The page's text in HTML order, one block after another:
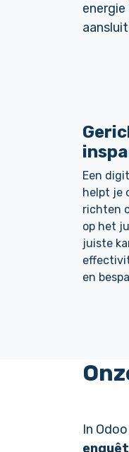
Een
helpt je
richten
op het
juiste
en
In